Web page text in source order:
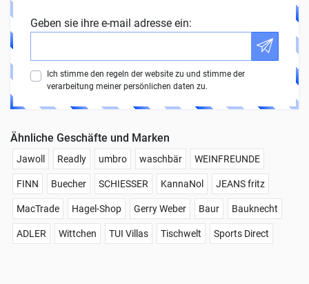
Geben sie ihre e-mail adresse ein:
Ich stimme den regeln der website zu und stimme der
verarbeitung meiner persönlichen daten zu.
Ähnliche Geschäfte und Marken
Jawoll Readly umbro waschbär WEINFREUNDE
FINN Buecher SCHIESSER KannaNol JEANS fritz
MacTrade Hagel-Shop Gerry Weber Baur Bauknecht
ADLER Wittchen TUI Villas Tischwelt Sports Direct